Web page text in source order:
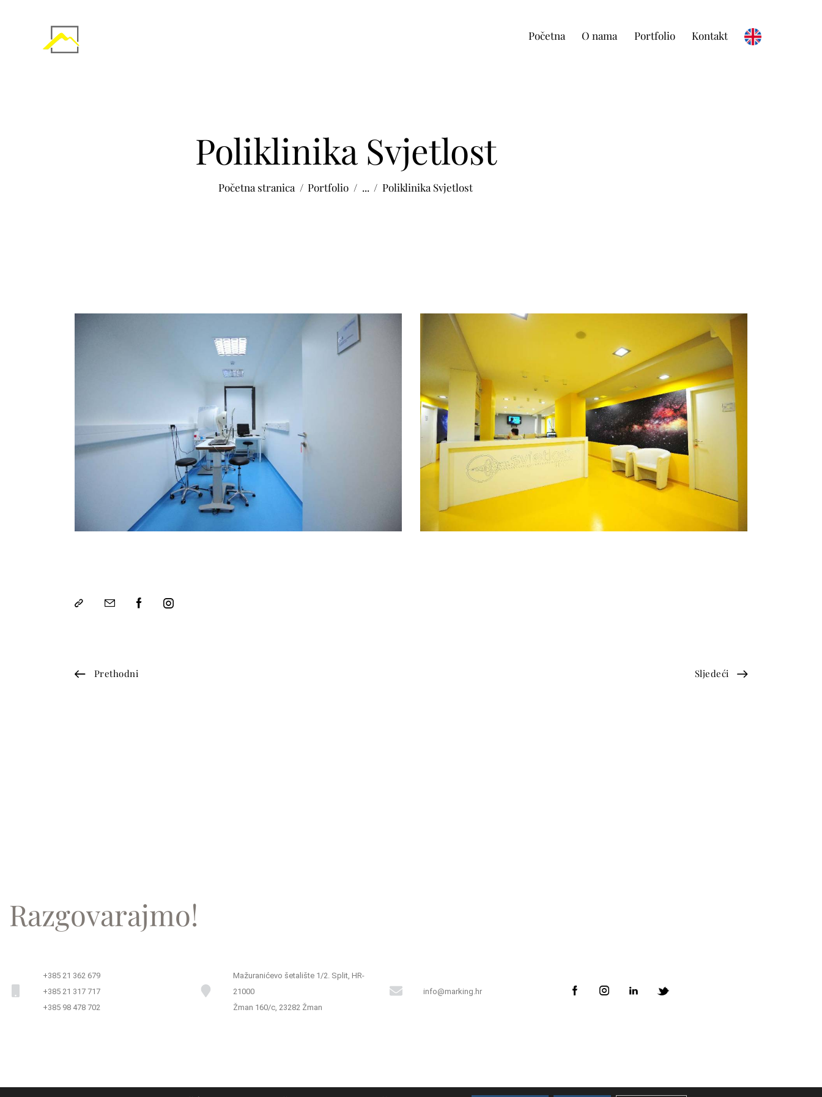
Početna O nama Portfolio Kontakt
Poliklinika Svjetlost
Početna stranica Portfolio ... Poliklinika Svjetlost
Prethodni Sljedeći
Razgovarajmo!
+385 21 362 679
+385 21 317 717
+385 98 478 702
Mažuranićevo šetalište 1/2. Split, HR-
21000
Žman 160/c, 23282 Žman
info@marking.hr